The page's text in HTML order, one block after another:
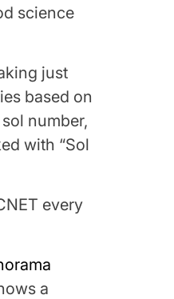
science
just
based on
number,
with “Sol
every
a